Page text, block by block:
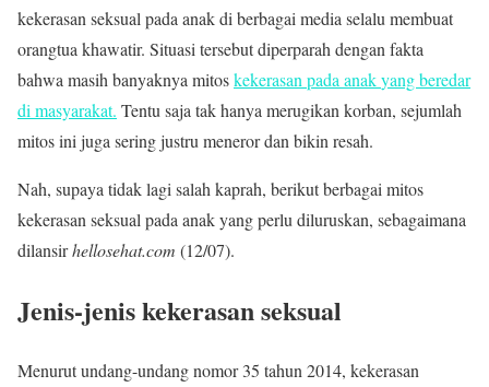
kekerasan seksual pada anak di berbagai media selalu membuat
orangtua khawatir. Situasi tersebut diperparah dengan fakta
bahwa masih banyaknya mitoskekerasan pada anakyang beredar
di masyarakat. Tentu saja tak hanya merugikan korban, sejumlah
mitos ini juga sering justru meneror dan bikin resah.
Nah, supaya tidak lagi salah kaprah, berikut berbagai mitos
kekerasan seksual pada anak yang perlu diluruskan, sebagaimana
dilansirhellosehat.com (12/07).
Jenis-jenis kekerasan seksual
Menurut undang-undang nomor 35 tahun 2014, kekerasan